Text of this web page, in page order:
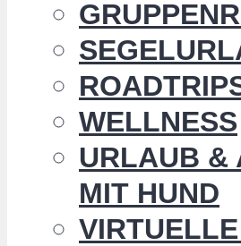
WELLNESS
URLAUB &
MIT HUND